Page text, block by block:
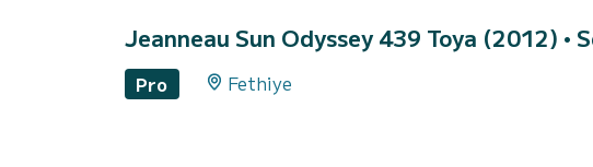
Jeanneau Sun Odyssey 439 Toya (2012) •
Pro Fethiye